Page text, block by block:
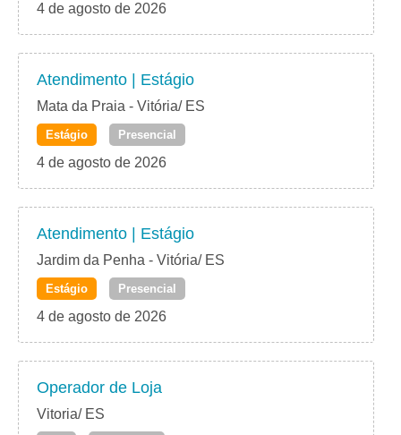
4 de agosto de 2026
Atendimento | Estágio
Mata da Praia - Vitória/ ES
Estágio Presencial
4 de agosto de 2026
Atendimento | Estágio
Jardim da Penha - Vitória/ ES
Estágio Presencial
4 de agosto de 2026
Operador de Loja
Vitoria/ ES